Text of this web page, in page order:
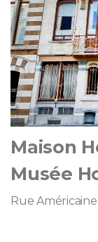
Maison
Musée
Rue